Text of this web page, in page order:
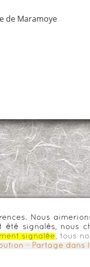
de Maramoye
Nous
signalés, nous
signalée , tous
- Partage dans